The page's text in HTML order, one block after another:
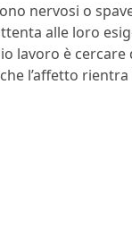
nervosi o
alle loro
lavoro è cercare
l’affetto